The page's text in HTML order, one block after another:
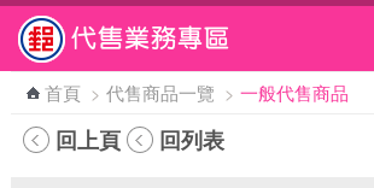
跳到主要內容區塊
首頁 > 代售商品一覽 > 一般代售商品
回上頁 回列表